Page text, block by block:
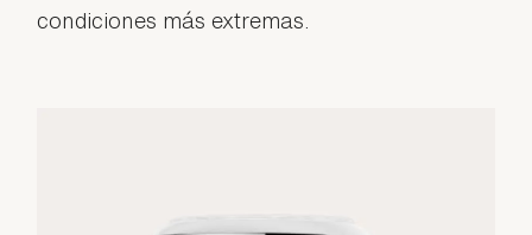
condiciones más extremas.